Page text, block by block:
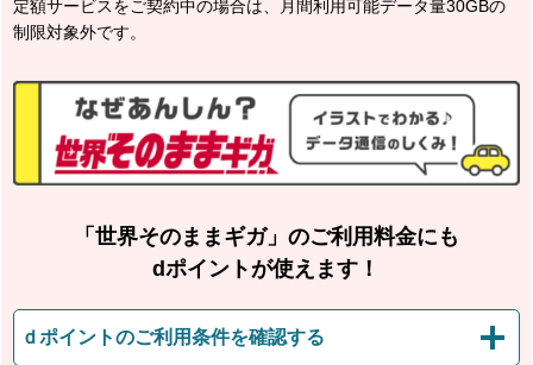
定額サービスをご契約中の場合は、月間利用可能データ量30GBの
制限対象外です。
「世界そのままギガ」のご利用料金にも
dポイントが使えます！
ｄポイントのご利用条件を確認する